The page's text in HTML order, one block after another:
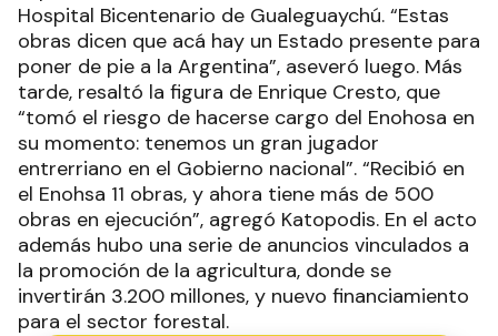
Hospital Bicentenario de Gualeguaychú. “Estas
obras dicen que acá hay un Estado presente para
poner de pie a la Argentina”, aseveró luego. Más
tarde, resaltó la figura de Enrique Cresto, que
“tomó el riesgo de hacerse cargo del Enohosa en
su momento: tenemos un gran jugador
entrerriano en el Gobierno nacional”. “Recibió en
el Enohsa 11 obras, y ahora tiene más de 500
obras en ejecución”, agregó Katopodis. En el acto
además hubo una serie de anuncios vinculados a
la promoción de la agricultura, donde se
invertirán 3.200 millones, y nuevo financiamiento
para el sector forestal.